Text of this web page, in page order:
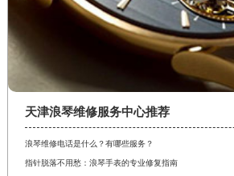
天津浪琴维修服务中心推荐
浪琴维修电话是什么？有哪些服务？
指针脱落不用愁：浪琴手表的专业修复指南